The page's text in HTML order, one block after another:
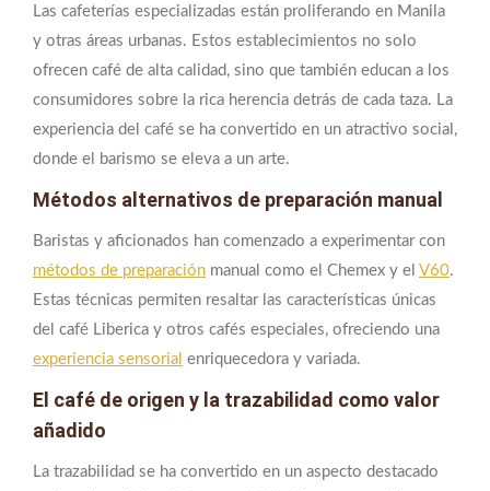
Las cafeterías especializadas están proliferando en Manila
y otras áreas urbanas. Estos establecimientos no solo
ofrecen café de alta calidad, sino que también educan a los
consumidores sobre la rica herencia detrás de cada taza. La
experiencia del café se ha convertido en un atractivo social,
donde el barismo se eleva a un arte.
Métodos alternativos de preparación manual
Baristas y aficionados han comenzado a experimentar con
métodos de preparación manual como el Chemex y el V60.
Estas técnicas permiten resaltar las características únicas
del café Liberica y otros cafés especiales, ofreciendo una
experiencia sensorial enriquecedora y variada.
El café de origen y la trazabilidad como valor
añadido
La trazabilidad se ha convertido en un aspecto destacado